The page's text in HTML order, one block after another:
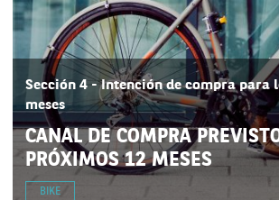
Sección 4 - Intención de compra para
meses
CANAL DE COMPRA
PRÓXIMOS 12 MESES
BIKE